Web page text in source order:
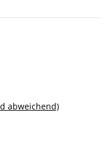
abweichend)